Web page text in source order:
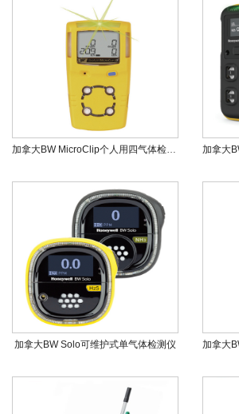
加拿大BW MicroClip个人用四气体检测仪
加拿大BW Solo可维护式单气体检测仪